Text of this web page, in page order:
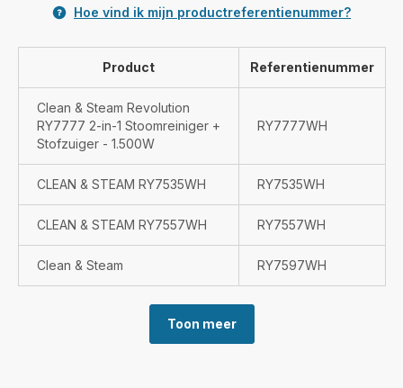
Hoe vind ik mijn productreferentienummer?
Product Referentienummer
Clean & Steam Revolution
RY7777 2-in-1 Stoomreiniger +
Stofzuiger - 1.500W
RY7777WH
CLEAN & STEAM RY7535WH RY7535WH
CLEAN & STEAM RY7557WH RY7557WH
Clean & Steam RY7597WH
Toon meer